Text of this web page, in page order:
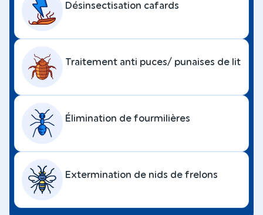
Désinsectisation cafards
Traitement anti puces/ punaises de lit
Élimination de fourmilières
Extermination de nids de frelons